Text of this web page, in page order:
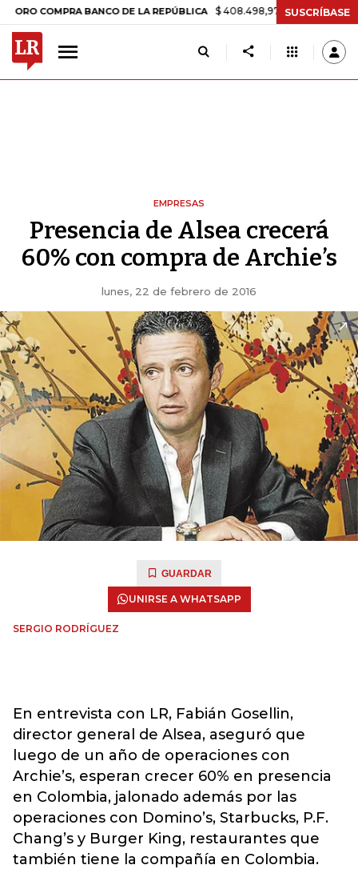
BANCO DE LA REPÚBLICA $ 408.498,97 +$ 8.753,81 +2,19%
SUSCRÍBASE
EMPRESAS
Presencia de Alsea crecerá
60% con compra de Archie’s
lunes, 22 de febrero de 2016
GUARDAR
UNIRSE A WHATSAPP
SERGIO RODRÍGUEZ
En entrevista con LR, Fabián Gosellin,
director general de Alsea, aseguró que
luego de un año de operaciones con
Archie’s, esperan crecer 60% en presencia
en Colombia, jalonado además por las
operaciones con Domino’s, Starbucks, P.F.
Chang’s y Burger King, restaurantes que
también tiene la compañía en Colombia.